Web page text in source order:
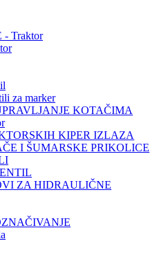
- Traktor
za marker
KOTAČIMA
KIPER IZLAZA
I ŠUMARSKE PRIKOLICE
ZA HIDRAULIČNE